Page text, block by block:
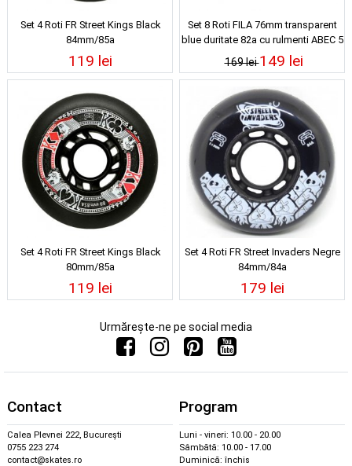
Set 4 Roti FR Street Kings Black
84mm/85a
119 lei
Set 8 Roti FILA 76mm transparent
blue duritate 82a cu rulmenti ABEC 5
169 lei149 lei
Set 4 Roti FR Street Kings Black
80mm/85a
119 lei
Set 4 Roti FR Street Invaders Negre
84mm/84a
179 lei
Urmărește-ne pe social media
Contact
Calea Plevnei 222, București
0755 223 274
contact@skates.ro
Program
Luni - vineri: 10.00 - 20.00
Sâmbătă: 10.00 - 17.00
Duminică: închis